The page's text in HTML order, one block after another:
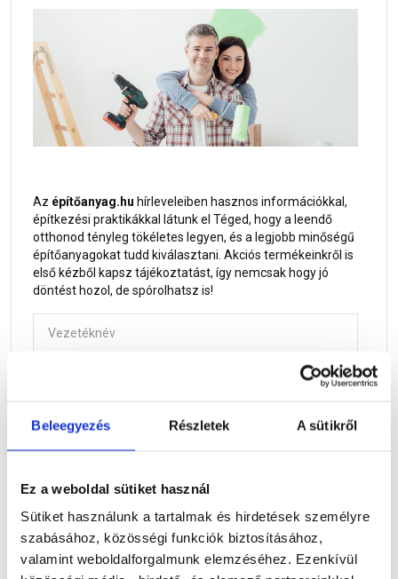
Beleegyezés Részletek A sütikről
Ez a weboldal sütiket használ
Sütiket használunk a tartalmak és hirdetések személyre
szabásához, közösségi funkciók biztosításához,
valamint weboldalforgalmunk elemzéséhez. Ezenkívül
Az építőanyag.hu hírleveleiben hasznos információkkal,
építkezési praktikákkal látunk el Téged, hogy a leendő
otthonod tényleg tökéletes legyen, és a legjobb minőségű
építőanyagokat tudd kiválasztani. Akciós termékeinkről is
első kézből kapsz tájékoztatást, így nemcsak hogy jó
döntést hozol, de spórolhatsz is!